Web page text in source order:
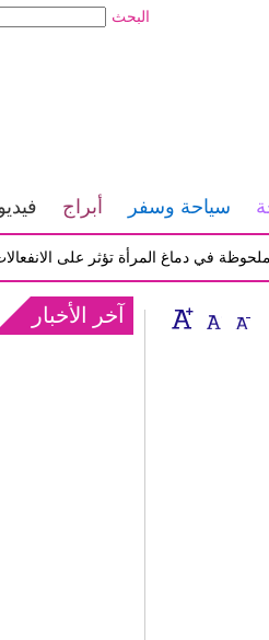
البحث
سياحة وسفر أبراج
المرأة تؤثر على الانفعالات
آخر الأخبار